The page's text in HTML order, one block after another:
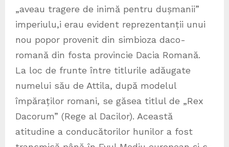
„aveau tragere de inimă pentru dușmanii”
imperiulu,i erau evident reprezentanții unui
nou popor provenit din simbioza daco-
romană din fosta provincie Dacia Romană.
La loc de frunte între titlurile adăugate
numelui său de Attila, după modelul
împăraților romani, se găsea titlul de „Rex
Dacorum” (Rege al Dacilor). Această
atitudine a conducătorilor hunilor a fost